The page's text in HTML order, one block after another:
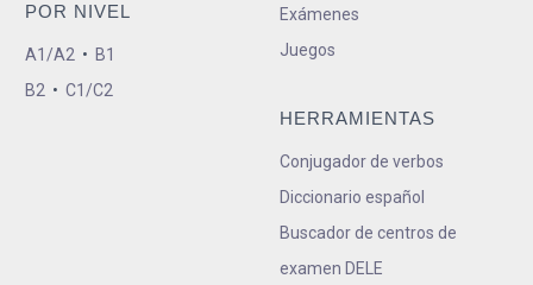
POR NIVEL
A1/A2 • B1
B2 • C1/C2
Exámenes
Juegos
HERRAMIENTAS
Conjugador de verbos
Diccionario español
Buscador de centros de
examen DELE